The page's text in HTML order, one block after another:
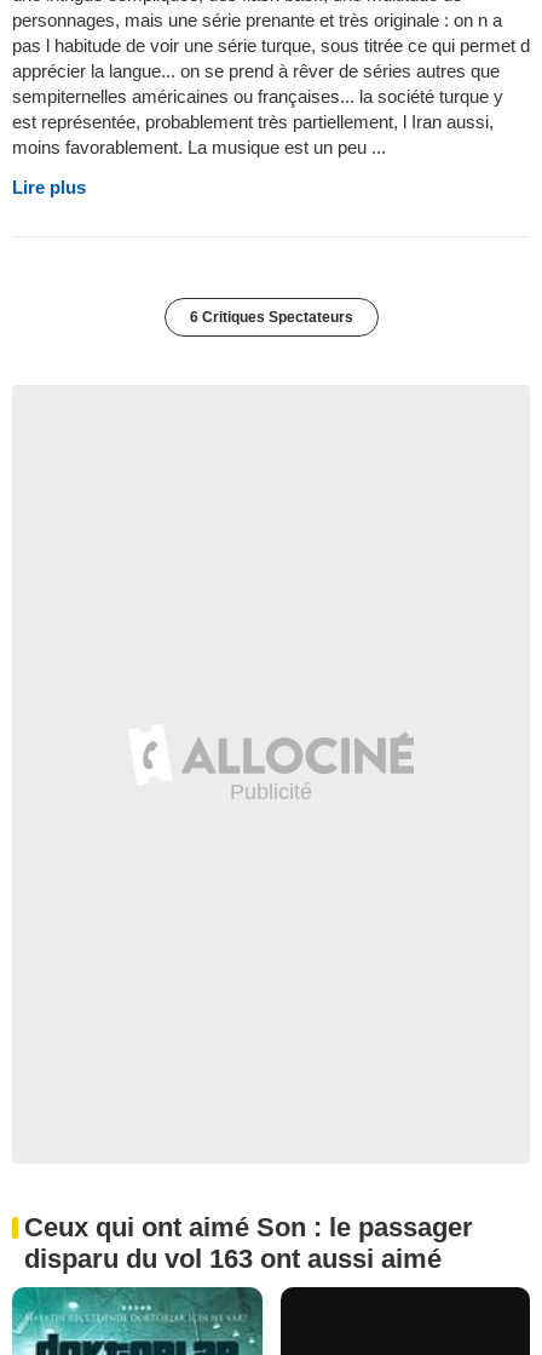
personnages, mais une série prenante et très originale : on n a
pas l habitude de voir une série turque, sous titrée ce qui permet d
apprécier la langue... on se prend à rêver de séries autres que
sempiternelles américaines ou françaises... la société turque y
est représentée, probablement très partiellement, l Iran aussi,
moins favorablement. La musique est un peu ...
Lire plus
6 Critiques Spectateurs
Ceux qui ont aimé Son : le passager
disparu du vol 163 ont aussi aimé